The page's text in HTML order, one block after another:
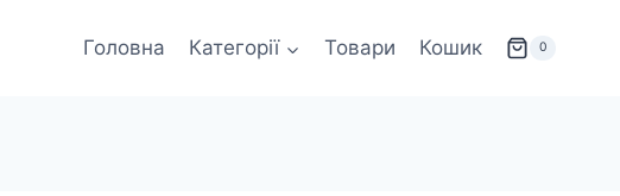
Головна Категорії Товари Кошик 0